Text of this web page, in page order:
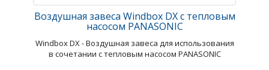
Воздушная завеса Windbox DX с тепловым
насосом PANASONIC
Windbox DX - Воздушная завеса для использования
в сочетании с тепловым насосом PANASONIC